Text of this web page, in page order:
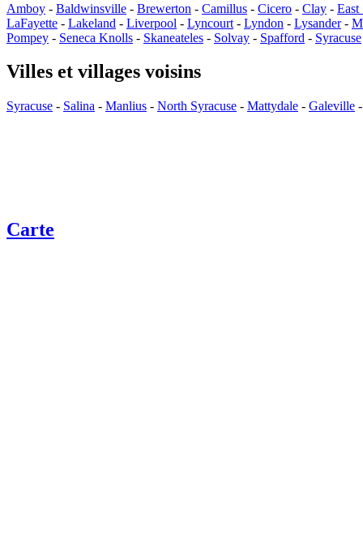
Amboy - Baldwinsville - Brewerton - Camillus - Cicero - Clay - East
LaFayette - Lakeland - Liverpool - Lyncourt - Lyndon - Lysander-
Pompey - Seneca Knolls - Skaneateles - Solvay - Spafford - Syracuse
Villes et villages voisins
Syracuse - Salina - Manlius - North Syracuse - Mattydale - Galeville
Carte